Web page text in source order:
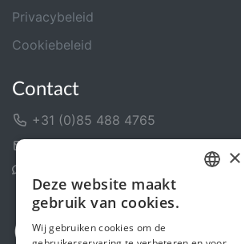
Privacybeleid
Cookiebeleid
Contact
+31 (0)85 488 4765
×
Deze website maakt
gebruik van cookies.
Wij gebruiken cookies om de